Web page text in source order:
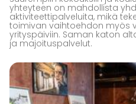
yhteyteen on mahdollista
aktiviteettipalveluita, mikä
toimivan vaihtoehdon myös
yrityspäiviin. Saman katon
ja majoituspalvelut.